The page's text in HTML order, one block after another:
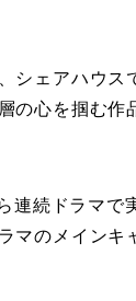
シェアハウス
の心を掴む作
連続ドラマで
マのメインキ